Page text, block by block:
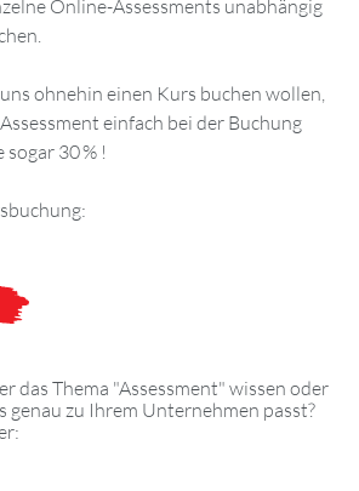
Online-Assessments unabhängig
ohnehin einen Kurs buchen wollen,
einfach bei der Buchung
sogar 30 % !
das Thema "Assessment" wissen oder
genau zu Ihrem Unternehmen passt?